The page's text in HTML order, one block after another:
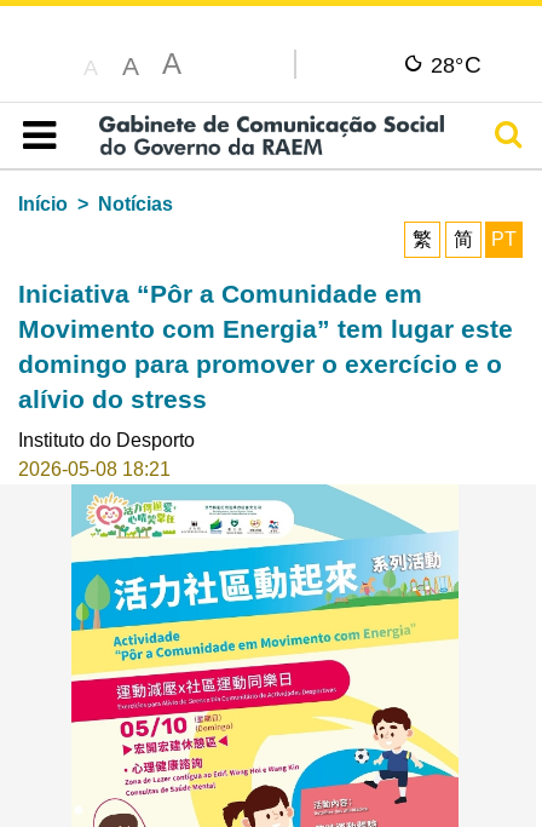
A A A 28°C
Índice
Início
Notícias
繁
简 PT
Iniciativa “Pôr a Comunidade em
Movimento com Energia” tem lugar este
domingo para promover o exercício e o
alívio do stress
Instituto do Desporto
2026-05-08 18:21